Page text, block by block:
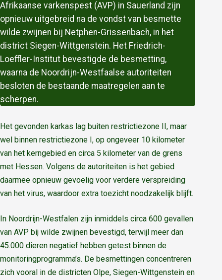
Afrikaanse varkenspest (AVP) in Sauerland zijn
opnieuw uitgebreid na de vondst van besmette
wilde zwijnen bij Netphen-Grissenbach, in het
district Siegen-Wittgenstein. Het Friedrich-
Loeffler-Institut bevestigde de besmetting,
waarna de Noordrijn-Westfaalse autoriteiten
besloten de bestaande maatregelen aan te
scherpen.
Het gevonden karkas lag buiten restrictiezone II, maar
wel binnen restrictiezone I, op ongeveer 10 kilometer
van het kerngebied en circa 5 kilometer van de grens
met Hessen. Volgens de autoriteiten is het gebied
daarmee opnieuw gevoelig voor verdere verspreiding
van het virus, waardoor extra toezicht noodzakelijk blijft.
In Noordrijn-Westfalen zijn inmiddels circa 600 gevallen
van AVP bij wilde zwijnen bevestigd, terwijl meer dan
45.000 dieren negatief hebben getest binnen de
monitoringprogramma’s. De besmettingen concentreren
zich vooral in de districten Olpe, Siegen-Wittgenstein en